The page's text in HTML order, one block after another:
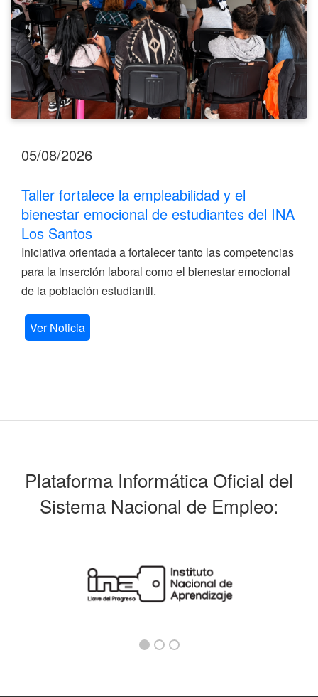
del
INA
Los
Santos
05/08/2026
Taller fortalece la empleabilidad y el
bienestar emocional de estudiantes del INA
Los Santos
Iniciativa orientada a fortalecer tanto las competencias
para la inserción laboral como el bienestar emocional
de la población estudiantil.
Ver Noticia
Plataforma Informática Oficial del
Sistema Nacional de Empleo: